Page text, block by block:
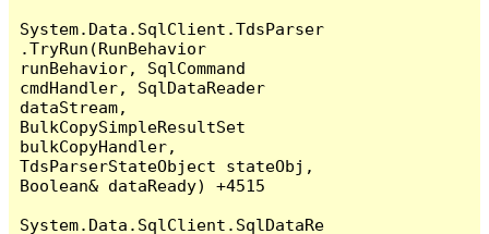
System.Data.SqlClient.TdsParser
.TryRun(RunBehavior
runBehavior, SqlCommand
cmdHandler, SqlDataReader
dataStream,
BulkCopySimpleResultSet
bulkCopyHandler,
TdsParserStateObject stateObj,
Boolean& dataReady) +4515
System.Data.SqlClient.SqlDataRe